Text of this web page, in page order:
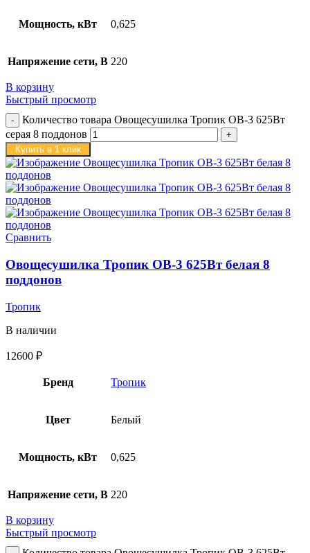
Мощность, кВт 0,625
Напряжение сети, В 220
В корзину
Быстрый просмотр
Количество товара Овощесушилка Тропик ОВ-3 625Вт
серая 8 поддонов
Купить в 1 клик
Сравнить
Овощесушилка Тропик ОВ-3 625Вт белая 8
поддонов
Тропик
В наличии
12600 ₽
Бренд Тропик
Цвет Белый
Мощность, кВт 0,625
Напряжение сети, В 220
В корзину
Быстрый просмотр